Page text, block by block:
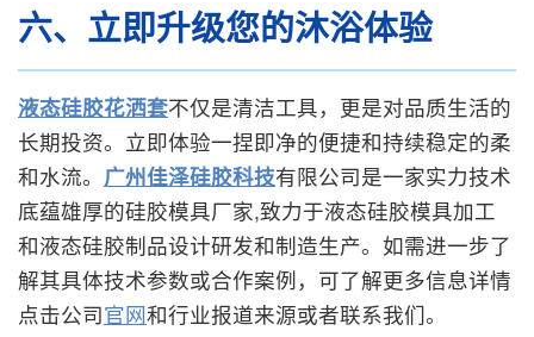
六、立即升级您的沐浴体验
液态硅胶花洒套不仅是清洁工具，更是对品质生活的
长期投资。立即体验一捏即净的便捷和持续稳定的柔
和水流。 广州佳泽硅胶科技有限公司是一家实力技术
底蕴雄厚的硅胶模具厂家,致力于液态硅胶模具加工
和液态硅胶制品设计研发和制造生产。如需进一步了
解其具体技术参数或合作案例，可了解更多信息详情
点击公司官网和行业报道来源或者联系我们。